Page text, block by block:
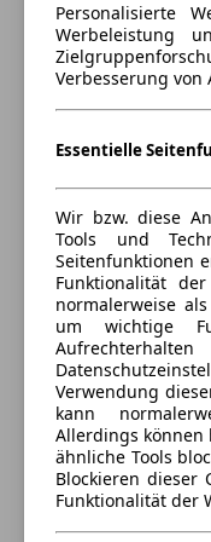
Maße (L/B/H):
ab 4193 x 1800 x
Leistung:
5
Sitze:
5
Kofferraum:
332 - 1114 Liter
Hyundai KONA Diesel
Maße (L/B/H):
ab 4185 x 1800 x
Leistung:
93 KW (126 PS)
Türen:
Personalisierte
Werbeleistung
Verbesserung von
Essentielle
Wir bzw. diese
Tools und
Seitenfunktionen
Funktionalität
normalerweise
um wichtige
Verwendung
kann
Allerdings können
ähnliche Tools
Blockieren dieser
Funktionalität der